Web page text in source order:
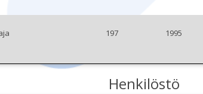
197 1995
Henkilöstö